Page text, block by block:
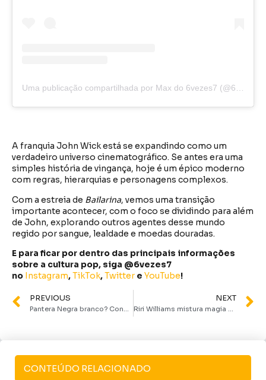
Uma publicação compartilhada por Max do 6vezes7 (@6vezes7)
A franquia John Wick está se expandindo como um
verdadeiro universo cinematográfico. Se antes era uma
simples história de vingança, hoje é um épico moderno
com regras, hierarquias e personagens complexos.
Com a estreia de Bailarina, vemos uma transição
importante acontecer, com o foco se dividindo para além
de John, explorando outros agentes desse mundo
regido por sangue, lealdade e moedas douradas.
E para ficar por dentro das principais informações
sobre a cultura pop, siga @6vezes7
no Instagram,TikTok,Twitter e YouTube!
PREVIOUS
Pantera Negra branco? Conheça Ketema, o filho de T’Challa e novo rei de Wakanda
NEXT
Riri Williams mistura magia e tecnologia em novo trailer de Coração de Ferro
CONTEÚDO RELACIONADO